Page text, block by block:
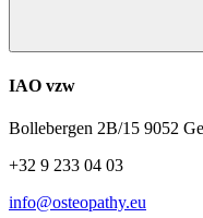
IAO vzw
Bollebergen 2B/15 9052
+32 9 233 04 03
info@osteopathy.eu